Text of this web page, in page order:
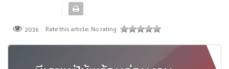
2036 Rate this article: No rating